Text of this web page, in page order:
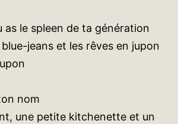
as le spleen de ta génération
blue-jeans et les rêves en jupon
nom
une petite kitchenette et un